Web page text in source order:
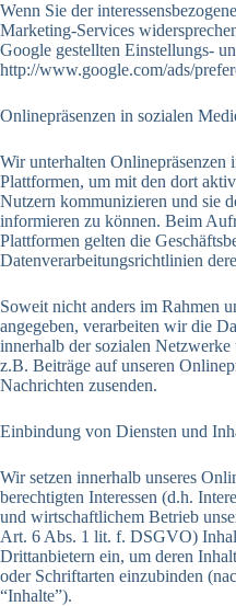
Wenn Sie der
Marketing-Services
Google gestellten Einstellungs-
http://www.google.com/ads/
Onlinepräsenzen in sozialen
Wir unterhalten Onlinepräsenzen
Plattformen, um mit den dort
Nutzern kommunizieren und sie
informieren zu können. Beim
Plattformen gelten die
Datenverarbeitungsrichtlinien
Soweit nicht anders im Rahmen
angegeben, verarbeiten wir die
innerhalb der sozialen
z.B. Beiträge auf unseren
Nachrichten zusenden.
Einbindung von Diensten und
Wir setzen innerhalb unseres
berechtigten Interessen (d.h.
und wirtschaftlichem Betrieb
Art. 6 Abs. 1 lit. f. DSGVO)
Drittanbietern ein, um deren
oder Schriftarten einzubinden
“Inhalte”).